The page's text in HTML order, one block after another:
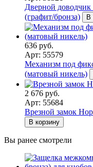
Дверной
(графит/бронза)
В
636 руб.
Арт: 55579
Механизм под
(матовый никель)
2 676 руб.
Арт: 55684
Врезной замок
В корзину
Вы ранее смотрели